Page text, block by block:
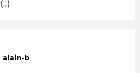
alain-b